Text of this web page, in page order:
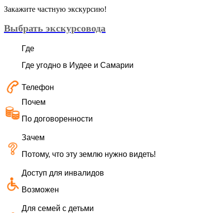
Закажите частную экскурсию!
Выбрать экскурсовода
Где
Где угодно в Иудее и Самарии
Телефон
Почем
По договоренности
Зачем
Потому, что эту землю нужно видеть!
Доступ для инвалидов
Возможен
Для семей с детьми